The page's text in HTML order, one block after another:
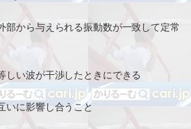
部から与えられる振動数が一致して定常
しい波が干渉したときにできる
いに影響し合うこと